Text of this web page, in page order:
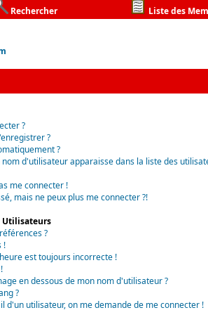
Rechercher Liste des
?
?
?
d'utilisateur apparaisse dans la liste des
me connecter !
mais ne peux plus me connecter ?!
Utilisateurs
?
!
est toujours incorrecte !
en dessous de mon nom d'utilisateur ?
?
d'un utilisateur, on me demande de me connecter !